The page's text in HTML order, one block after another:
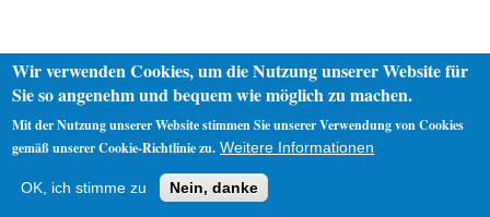
Impressum
Wir verwenden Cookies, um die Nutzung unserer Website für
Sie so angenehm und bequem wie möglich zu machen.
Mit der Nutzung unserer Website stimmen Sie unserer Verwendung von Cookies
gemäß unserer Cookie-Richtlinie zu. Weitere Informationen
OK, ich stimme zu Nein, danke